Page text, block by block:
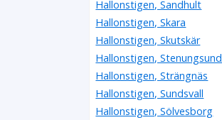
Hallonstigen, Sandhult
Hallonstigen, Skara
Hallonstigen, Skutskär
Hallonstigen, Stenungsund
Hallonstigen, Strängnäs
Hallonstigen, Sundsvall
Hallonstigen, Sölvesborg